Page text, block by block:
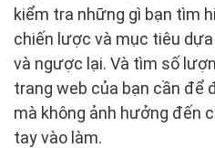
kiểm tra những gì bạn tìm
chiến lược và mục tiêu
và ngược lại. Và tìm số
trang web của bạn cần để
mà không ảnh hưởng đến
tay vào làm.